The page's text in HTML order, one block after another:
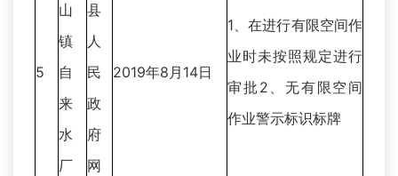
5
山
镇
自
来
水
厂
县
人
民
政
府
网
2019年8月14日
1、在进行有限空间作
业时未按照规定进行
审批2、无有限空间
作业警示标识标牌